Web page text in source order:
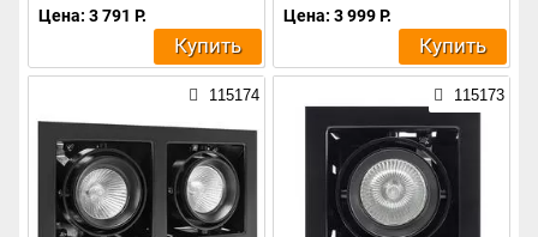
Цена: 3 791 Р.
Купить
Цена: 3 999 Р.
Купить
115174 115173